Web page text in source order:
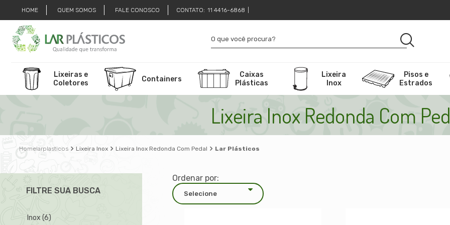
HOME QUEM SOMOS FALE CONOSCO CONTATO: 11 4416-6868
Lixeiras e
Coletores
Containers
Caixas
Plásticas
Lixeira
Inox
Pisos e
Estrados
Lixeira Inox Redonda Com
larplasticos Lixeira Inox Lixeira Inox Redonda Com Pedal Lar Plásticos
FILTRE SUA BUSCA
Inox (6)
Ordenar por: